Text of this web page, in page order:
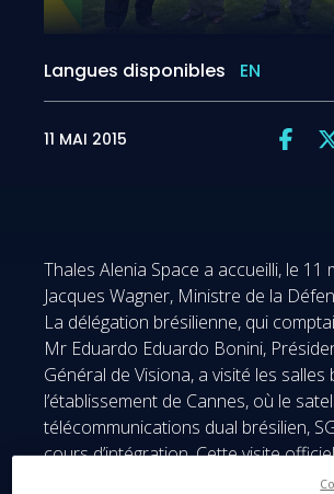
Langues disponibles EN
11 MAI 2015
Thales Alenia Space a accueilli, le 11
Jacques Wagner, Ministre de la
La délégation brésilienne, qui
Mr Eduardo Eduardo Bonini,
Général de Visiona, a visité les salles
l’établissement de Cannes, où le
télécommunications dual brésilien,
cours d’intégration. Cette visite
organisée grâce au soutien du